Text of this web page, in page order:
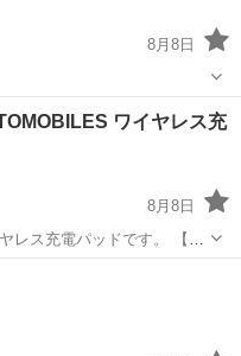
8月8日
ワイヤレス充
8月8日
充電パッドです。 【ブ
ワイヤレス充電器 【商品の
の物と併せて